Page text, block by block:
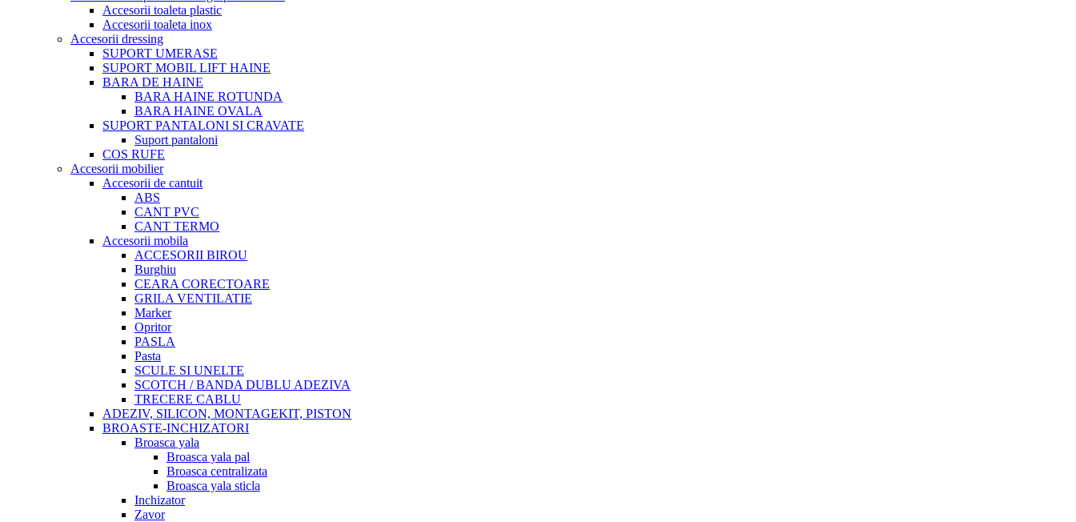
Accesorii toaleta plastic
Accesorii toaleta inox
Accesorii dressing
SUPORT UMERASE
SUPORT MOBIL LIFT HAINE
BARA DE HAINE
BARA HAINE ROTUNDA
BARA HAINE OVALA
SUPORT PANTALONI SI CRAVATE
Suport pantaloni
COS RUFE
Accesorii mobilier
Accesorii de cantuit
ABS
CANT PVC
CANT TERMO
Accesorii mobila
ACCESORII BIROU
Burghiu
CEARA CORECTOARE
GRILA VENTILATIE
Marker
Opritor
PASLA
Pasta
SCULE SI UNELTE
SCOTCH / BANDA DUBLU ADEZIVA
TRECERE CABLU
ADEZIV, SILICON, MONTAGEKIT, PISTON
BROASTE-INCHIZATORI
Broasca yala
Broasca yala pal
Broasca centralizata
Broasca yala sticla
Inchizator
Zavor